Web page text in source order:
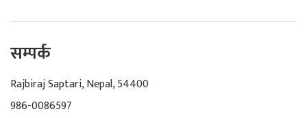
सम्पर्क
Rajbiraj Saptari, Nepal, 54400
986-0086597